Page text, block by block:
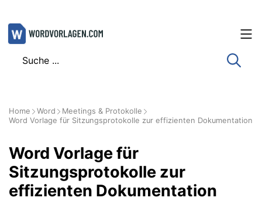
Zum
Inhalt
Home Word
Meetings & Protokolle
Word Vorlage für Sitzungsprotokolle zur effizienten Dokumentation
Word Vorlage für
Sitzungsprotokolle zur
effizienten Dokumentation